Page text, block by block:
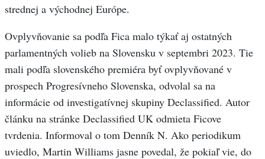
strednej a východnej Európe.
Ovplyvňovanie sa podľa Fica malo týkať aj ostatných
parlamentných volieb na Slovensku v septembri 2023. Tie
mali podľa slovenského premiéra byť ovplyvňované v
prospech Progresívneho Slovenska, odvolal sa na
informácie od investigatívnej skupiny Declassified. Autor
článku na stránke Declassified UK odmieta Ficove
tvrdenia. Informoval o tom Denník N. Ako periodikum
uviedlo, Martin Williams jasne povedal, že pokiaľ vie, do